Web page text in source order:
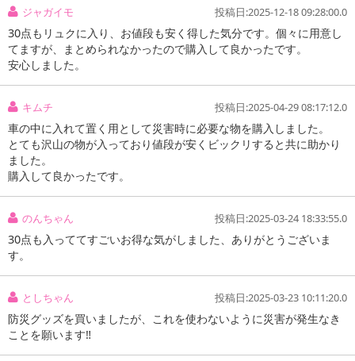
ジャガイモ 投稿日:2025-12-18 09:28:00.0
30点もリュクに入り、お値段も安く得した気分です。個々に用意し
てますが、まとめられなかったので購入して良かったです。
安心しました。
キムチ 投稿日:2025-04-29 08:17:12.0
車の中に入れて置く用として災害時に必要な物を購入しました。
とても沢山の物が入っており値段が安くビックリすると共に助かり
ました。
購入して良かったです。
のんちゃん 投稿日:2025-03-24 18:33:55.0
30点も入っててすごいお得な気がしました、ありがとうございま
す。
としちゃん 投稿日:2025-03-23 10:11:20.0
防災グッズを買いましたが、これを使わないように災害が発生なき
ことを願います‼️